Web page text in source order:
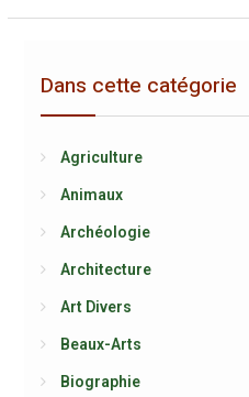
Dans cette catégorie
Agriculture
Animaux
Archéologie
Architecture
Art Divers
Beaux-Arts
Biographie